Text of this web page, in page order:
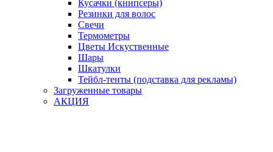
Кусачки (книпсеры)
Резинки для волос
Свечи
Термометры
Цветы Искуственные
Шары
Шкатулки
Тейбл-тенты (подставка для рекламы)
Загруженные товары
АКЦИЯ